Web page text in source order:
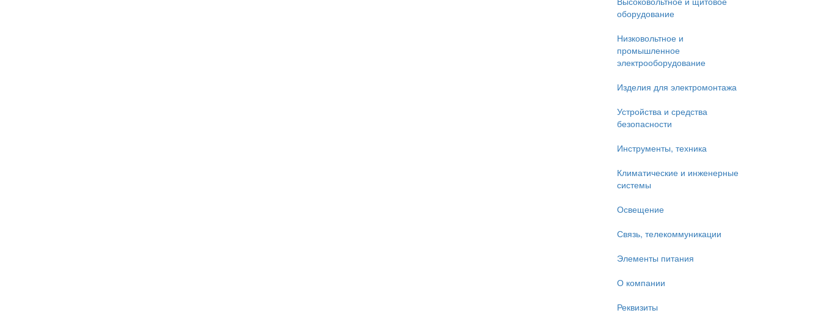
оборудование
Низковольтное и
промышленное
электрооборудование
Изделия для электромонтажа
Устройства и средства
безопасности
Инструменты, техника
Климатические и инженерные
системы
Освещение
Связь, телекоммуникации
Элементы питания
О компании
Реквизиты